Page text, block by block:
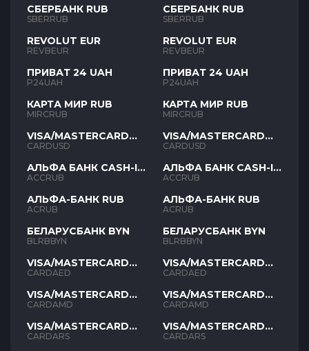
СБЕРБАНК RUB
SBERRUB
REVOLUT EUR
REVBEUR
ПРИВАТ 24 UAH
P24UAH
КАРТА МИР RUB
MIRCRUB
VISA/MASTERCARD
USD
CARDUSD
АЛЬФА БАНК CASH-IN
RUB
ACCRUB
АЛЬФА-БАНК RUB
ACRUB
БЕЛАРУСБАНК BYN
BLRBBYN
VISA/MASTERCARD
AED
CARDAED
VISA/MASTERCARD
AMD
CARDAMD
VISA/MASTERCARD
ARS
CARDARS
СБЕРБАНК RUB
SBERRUB
REVOLUT EUR
REVBEUR
ПРИВАТ 24 UAH
P24UAH
КАРТА МИР RUB
MIRCRUB
VISA/MASTERCARD
USD
CARDUSD
АЛЬФА БАНК CASH-IN
RUB
ACCRUB
АЛЬФА-БАНК RUB
ACRUB
БЕЛАРУСБАНК BYN
BLRBBYN
VISA/MASTERCARD
AED
CARDAED
VISA/MASTERCARD
AMD
CARDAMD
VISA/MASTERCARD
ARS
CARDARS